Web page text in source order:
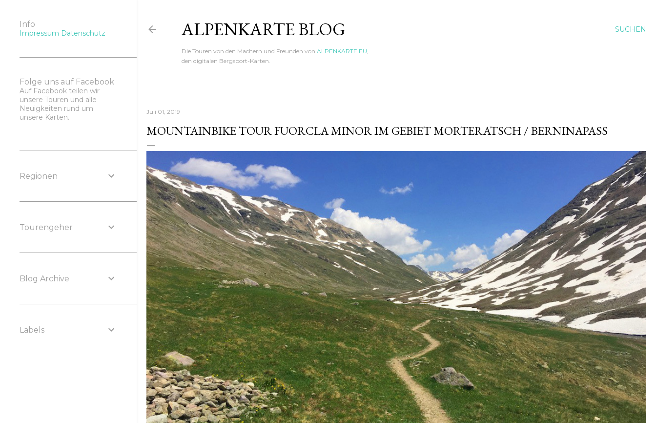
SUCHEN
ALPENKARTE BLOG
Die Touren von den Machern und Freunden von ALPENKARTE.EU,
den digitalen Bergsport-Karten.
Juli 01, 2019
MOUNTAINBIKE TOUR FUORCLA MINOR IM GEBIET MORTERATSCH / BERNINAPASS
Info
Impressum Datenschutz
Folge uns auf Facebook
Auf Facebook teilen wir
unsere Touren und alle
Neuigkeiten rund um
unsere Karten.
Regionen
Tourengeher
Blog Archive
Labels